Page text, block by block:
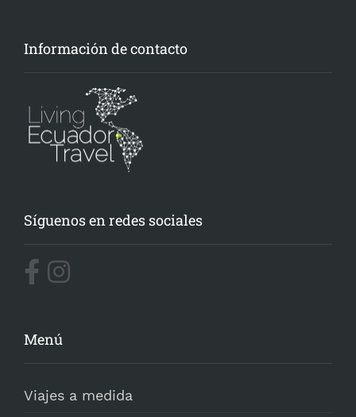
Información de contacto
Síguenos en redes sociales
Menú
Viajes a medida